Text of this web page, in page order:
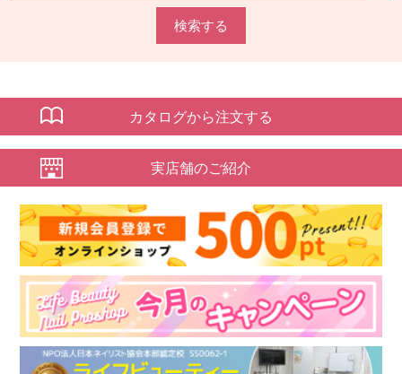
検索する
カタログから注文する
実店舗のご紹介